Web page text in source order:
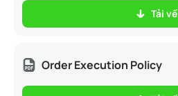
Tải về
Order Execution Policy